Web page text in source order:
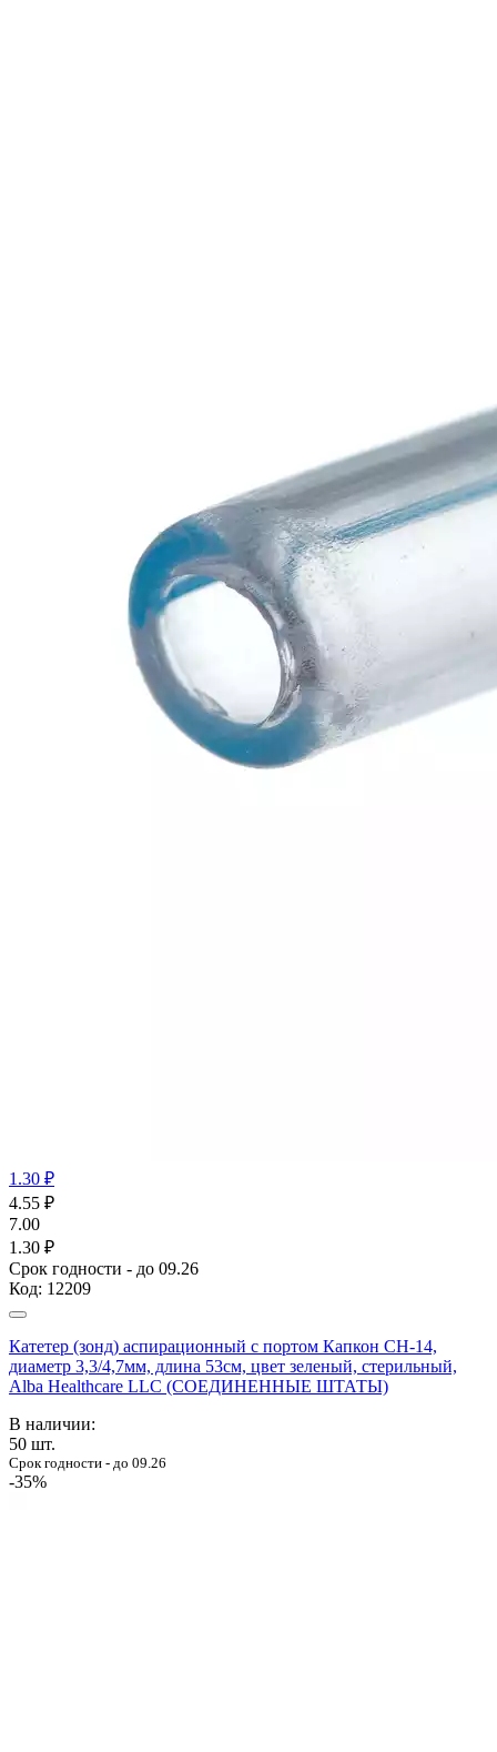
1.30 ₽
4.55 ₽
7.00
1.30 ₽
Срок годности - до 09.26
Код: 12209
Катетер (зонд) аспирационный с портом Капкон CH-14,
диаметр 3,3/4,7мм, длина 53см, цвет зеленый, стерильный,
Alba Healthcare LLC (СОЕДИНЕННЫЕ ШТАТЫ)
В наличии:
50 шт.
Срок годности - до 09.26
-35%